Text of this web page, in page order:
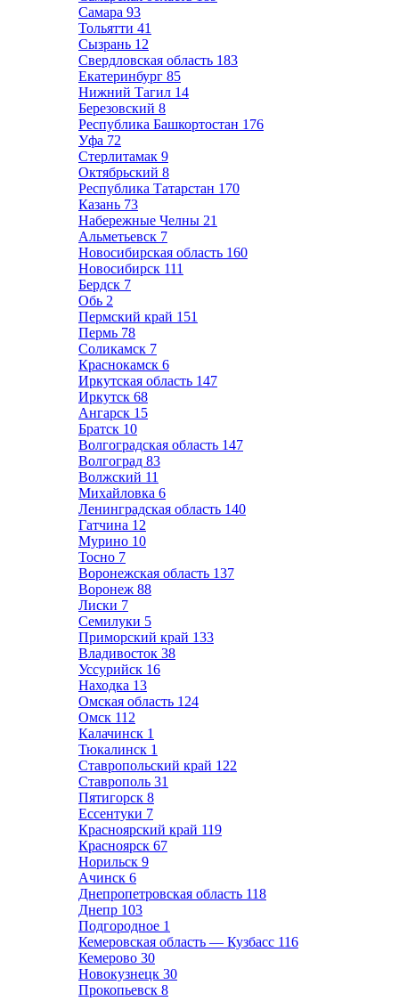
Самара 93
Тольятти 41
Сызрань 12
Свердловская область 183
Екатеринбург 85
Нижний Тагил 14
Березовский 8
Республика Башкортостан 176
Уфа 72
Стерлитамак 9
Октябрьский 8
Республика Татарстан 170
Казань 73
Набережные Челны 21
Альметьевск 7
Новосибирская область 160
Новосибирск 111
Бердск 7
Обь 2
Пермский край 151
Пермь 78
Соликамск 7
Краснокамск 6
Иркутская область 147
Иркутск 68
Ангарск 15
Братск 10
Волгоградская область 147
Волгоград 83
Волжский 11
Михайловка 6
Ленинградская область 140
Гатчина 12
Мурино 10
Тосно 7
Воронежская область 137
Воронеж 88
Лиски 7
Семилуки 5
Приморский край 133
Владивосток 38
Уссурийск 16
Находка 13
Омская область 124
Омск 112
Калачинск 1
Тюкалинск 1
Ставропольский край 122
Ставрополь 31
Пятигорск 8
Ессентуки 7
Красноярский край 119
Красноярск 67
Норильск 9
Ачинск 6
Днепропетровская область 118
Днепр 103
Подгородное 1
Кемеровская область — Кузбасс 116
Кемерово 30
Новокузнецк 30
Прокопьевск 8